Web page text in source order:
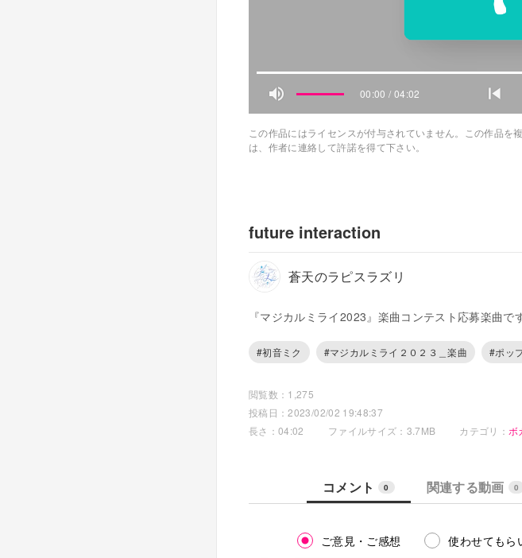
00:00 / 04:02
この作品にはライセンスが付与されていません。この作品を
は、作者に連絡して許諾を得て下さい。
future interaction
蒼天のラピスラズリ
『マジカルミライ2023』楽曲コンテスト応募楽曲です
#初音ミク #マジカルミライ２０２３＿楽曲 #ポッ
閲覧数：1,275
投稿日：2023/02/02 19:48:37
長さ：04:02
ファイルサイズ：3.7MB カテゴリ： ボ
コメント 0 関連する動画 0
ご意見・ご感想 使わせてもら